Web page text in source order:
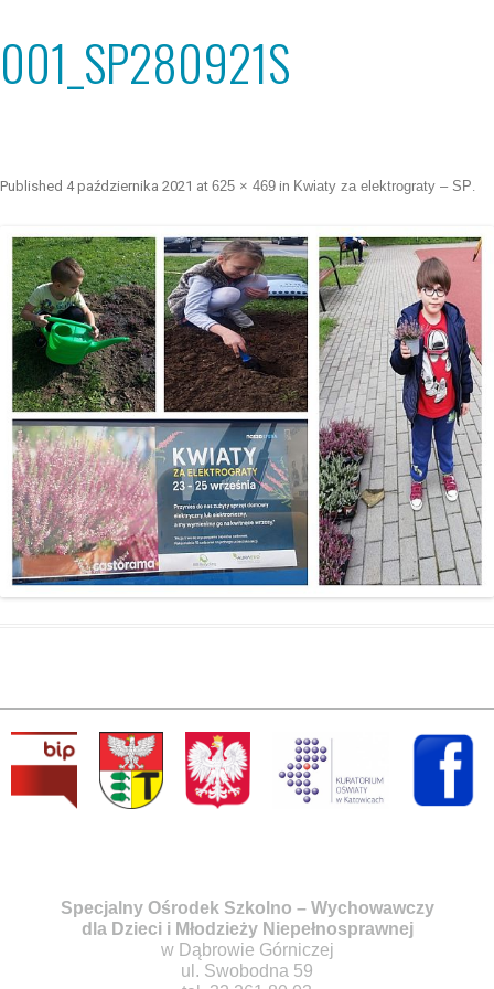
001_SP280921S
Published 4 października 2021 at 625 × 469 in Kwiaty za elektrograty – SP.
Specjalny Ośrodek Szkolno – Wychowawczy
dla Dzieci i Młodzieży Niepełnosprawnej
w Dąbrowie Górniczej
ul. Swobodna 59